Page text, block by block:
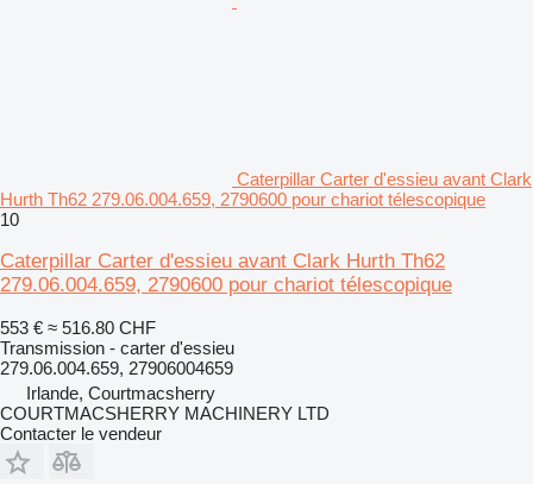
Caterpillar Carter d'essieu avant Clark
Hurth Th62 279.06.004.659, 2790600 pour chariot télescopique
10
Caterpillar Carter d'essieu avant Clark Hurth Th62
279.06.004.659, 2790600 pour chariot télescopique
553 € ≈ 516.80 CHF
Transmission - carter d'essieu
279.06.004.659, 27906004659
Irlande, Courtmacsherry
COURTMACSHERRY MACHINERY LTD
Contacter le vendeur